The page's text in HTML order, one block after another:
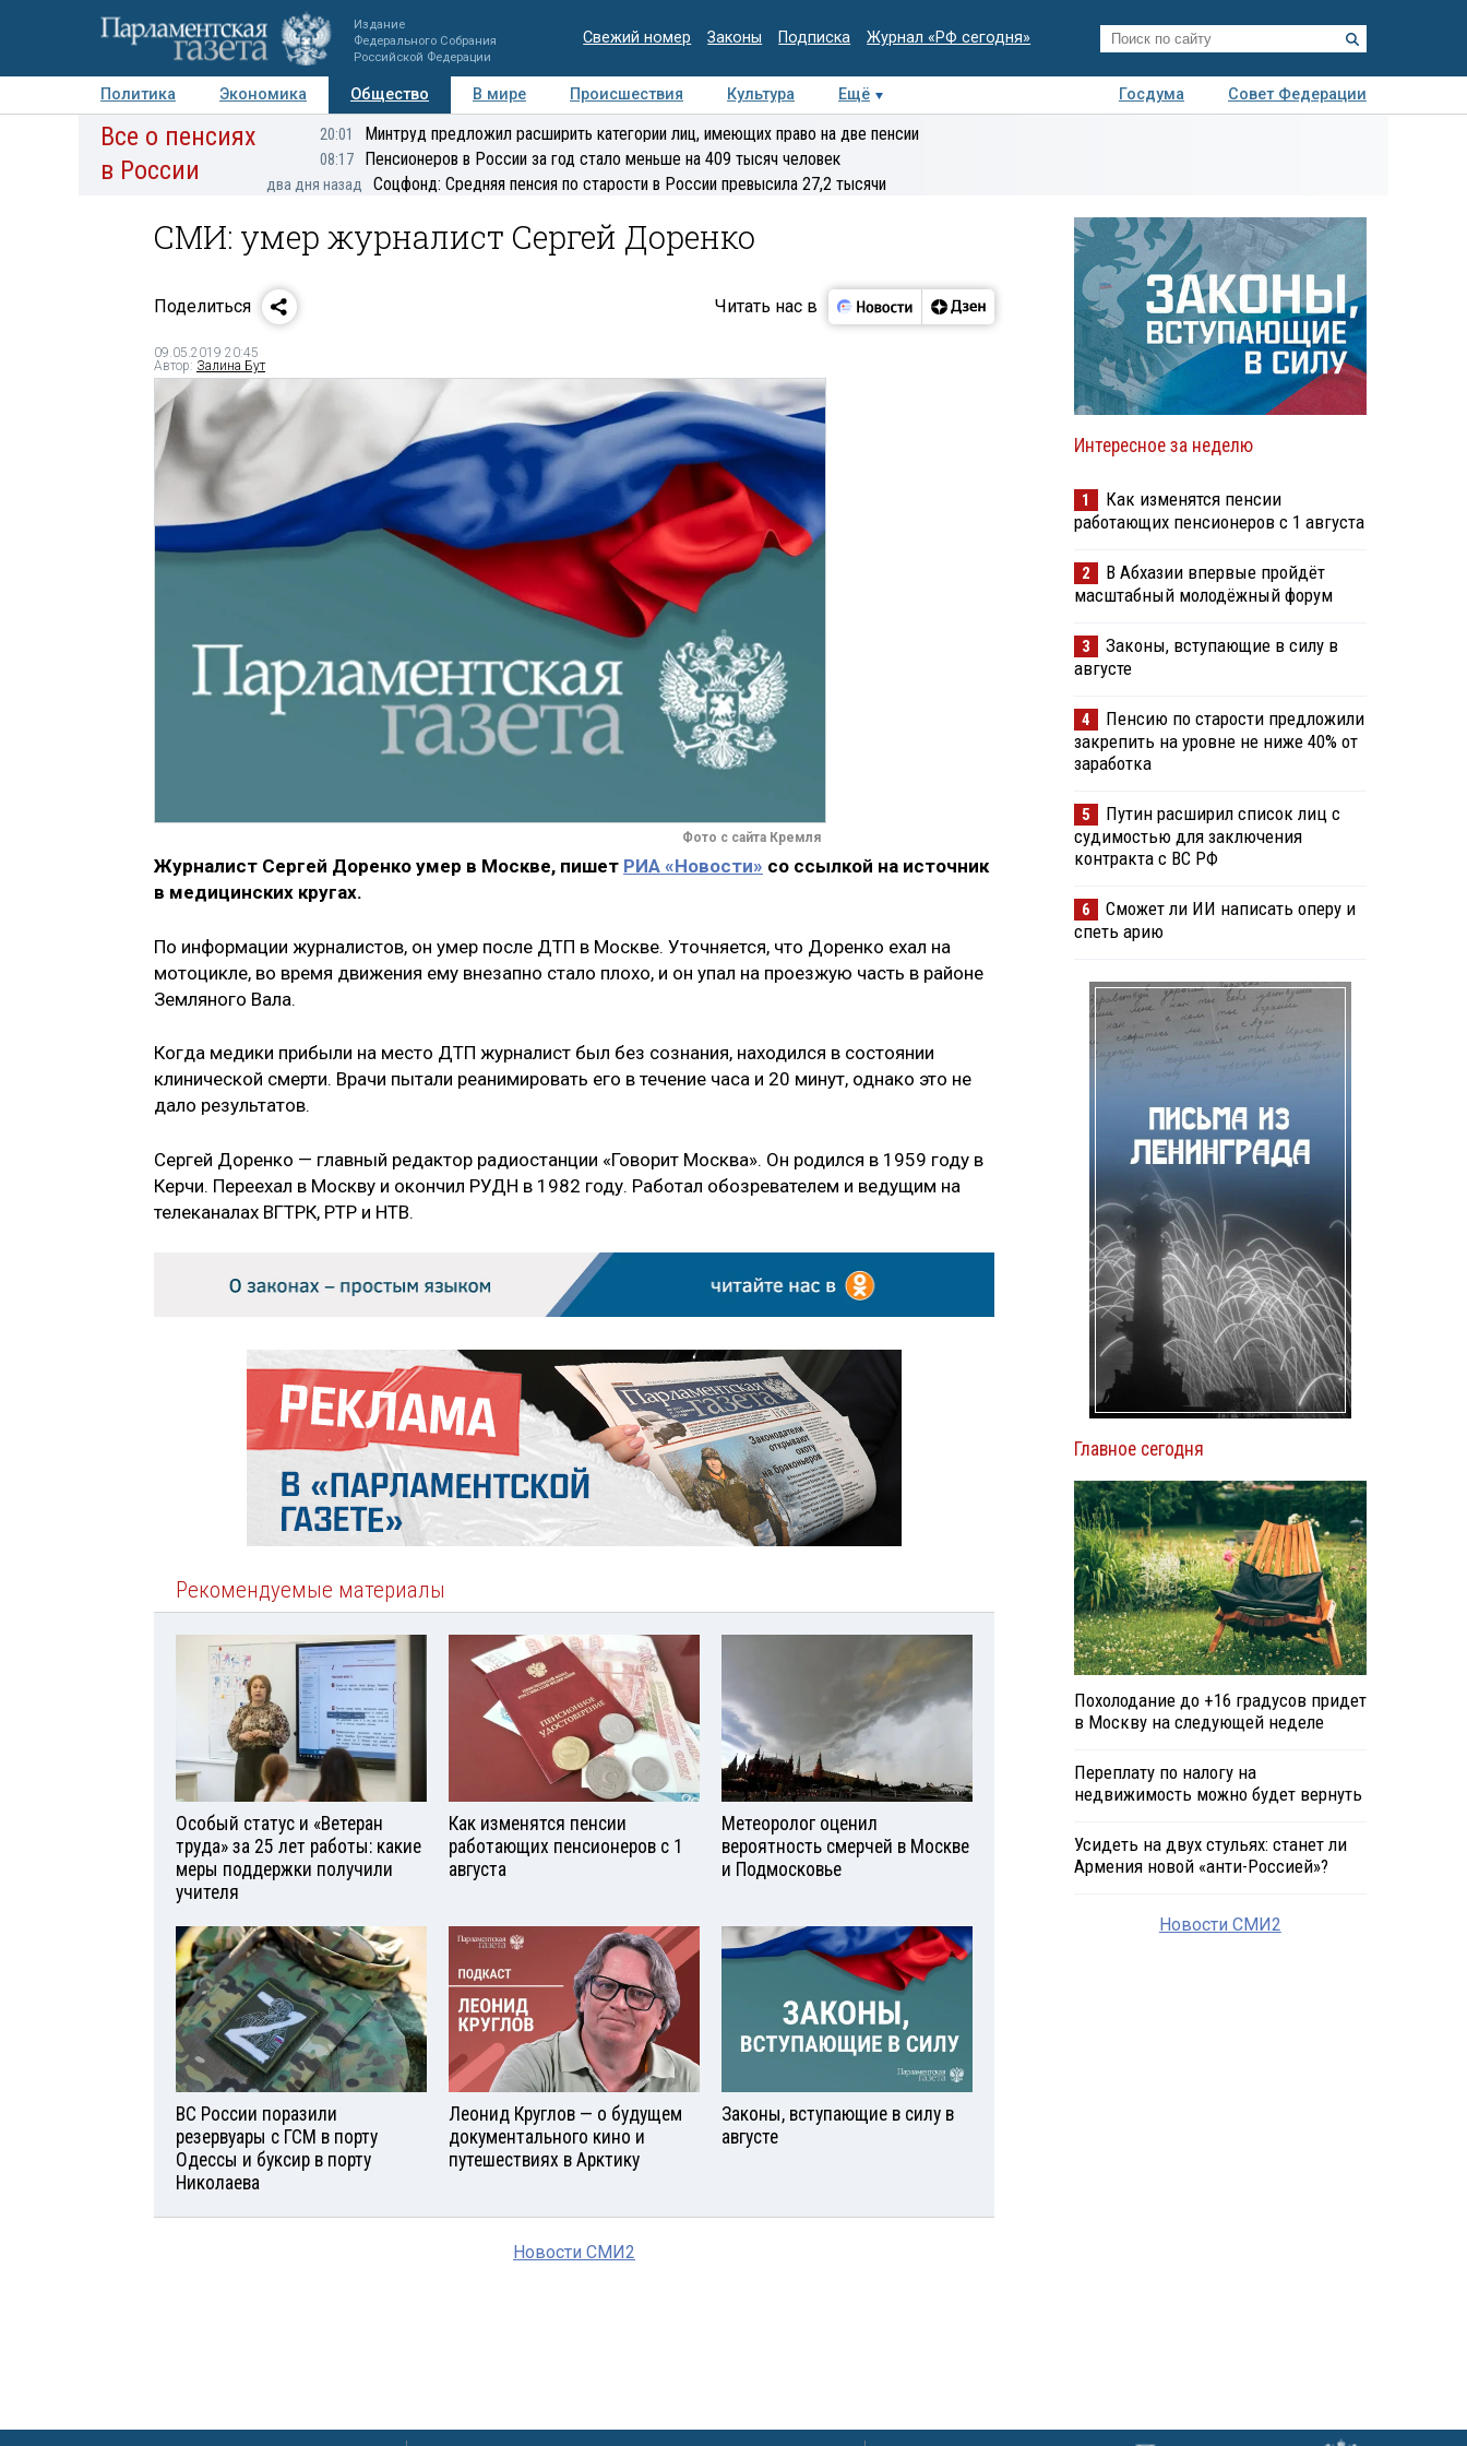
Издание
Федерального Собрания
Российской Федерации
Свежий номер Законы Подписка Журнал «РФ сегодня»
Политика Экономика Общество В мире Происшествия Культура Ещё Госдума
Совет Федерации
Авторы Персоны Мнения Регионы Медиацентр Интервью Колумнисты
Деловая
Все о пенсиях
в России
20:01 Минтруд предложил расширить категории лиц, имеющих право на две пенсии
08:17 Пенсионеров в России за год стало меньше на 409 тысяч человек
два дня назад Соцфонд: Средняя пенсия по старости в России превысила 27,2 тысячи
СМИ: умер журналист Сергей Доренко
Поделиться Читать нас в
09.05.2019 20:45
Автор: Залина Бут
Фото с сайта Кремля
Журналист Сергей Доренко умер в Москве, пишет РИА «Новости» со ссылкой на источник
в медицинских кругах.
По информации журналистов, он умер после ДТП в Москве. Уточняется, что Доренко ехал на
мотоцикле, во время движения ему внезапно стало плохо, и он упал на проезжую часть в районе
Земляного Вала.
Когда медики прибыли на место ДТП журналист был без сознания, находился в состоянии
клинической смерти. Врачи пытали реанимировать его в течение часа и 20 минут, однако это не
дало результатов.
Сергей Доренко — главный редактор радиостанции «Говорит Москва». Он родился в 1959 году в
Керчи. Переехал в Москву и окончил РУДН в 1982 году. Работал обозревателем и ведущим на
телеканалах ВГТРК, РТР и НТВ.
Рекомендуемые материалы
Особый статус и «Ветеран
труда» за 25 лет работы: какие
меры поддержки получили
учителя
Как изменятся пенсии
работающих пенсионеров с 1
августа
Метеоролог оценил
вероятность смерчей в Москве
и Подмосковье
ВС России поразили
резервуары с ГСМ в порту
Одессы и буксир в порту
Николаева
Леонид Круглов — о будущем
документального кино и
путешествиях в Арктику
Законы, вступающие в силу в
августе
Новости СМИ2
Интересное за неделю
1
Как изменятся пенсии
работающих пенсионеров с 1 августа
2
В Абхазии впервые пройдёт
масштабный молодёжный форум
3
Законы, вступающие в силу в
августе
4
Пенсию по старости предложили
закрепить на уровне не ниже 40% от
заработка
5
Путин расширил список лиц с
судимостью для заключения
контракта с ВС РФ
6
Сможет ли ИИ написать оперу и
спеть арию
Главное сегодня
Похолодание до +16 градусов придет
в Москву на следующей неделе
Переплату по налогу на
недвижимость можно будет вернуть
Усидеть на двух стульях: станет ли
Армения новой «анти-Россией»?
Новости СМИ2